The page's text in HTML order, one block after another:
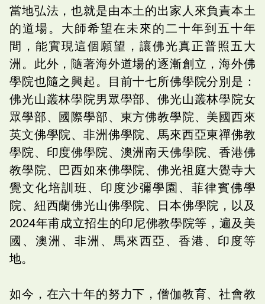
當地弘法，也就是由本土的出家人來負責本土
的道場。大師希望在未來的二十年到五十年
間，能實現這個願望，讓佛光真正普照五大
洲。此外，隨著海外道場的逐漸創立，海外佛
學院也隨之興起。目前十七所佛學院分別是：
佛光山叢林學院男眾學部、佛光山叢林學院女
眾學部、國際學部、東方佛教學院、美國西來
英文佛學院、非洲佛學院、馬來西亞東禪佛教
學院、印度佛學院、澳洲南天佛學院、香港佛
教學院、巴西如來佛學院、佛光祖庭大覺寺大
覺文化培訓班、印度沙彌學園、菲律賓佛學
院、紐西蘭佛光山佛學院、日本佛學院，以及
2024年甫成立招生的印尼佛教學院等，遍及美
國、澳洲、非洲、馬來西亞、香港、印度等
地。
如今，在六十年的努力下，僧伽教育、社會教